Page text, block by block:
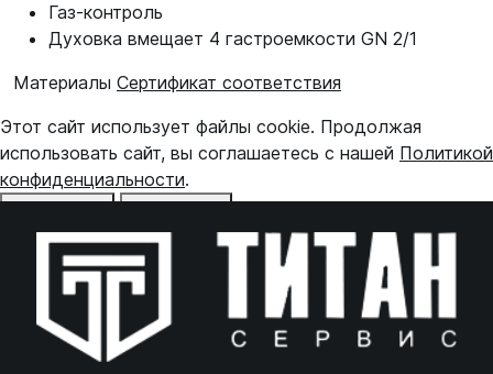
Газ-контроль
Духовка вмещает 4 гастроемкости GN 2/1
Материалы Сертификат соответствия
Этот сайт использует файлы cookie. Продолжая
использовать сайт, вы соглашаетесь с нашей Политикой
конфиденциальности.
Online чат